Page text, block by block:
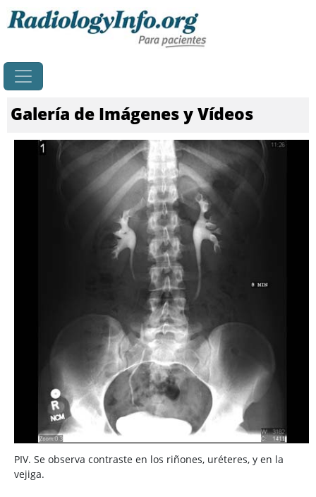
Galería de Imágenes y Vídeos
PIV. Se observa contraste en los riñones, uréteres, y en la
vejiga.